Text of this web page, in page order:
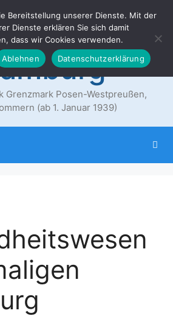
Grenzmark Posen-Westpreußen,
(ab 1. Januar 1939)
Bereitstellung unserer Dienste. Mit der
Dienste erklären Sie sich damit
dass wir Cookies verwenden.
Ablehnen Datenschutzerklärung